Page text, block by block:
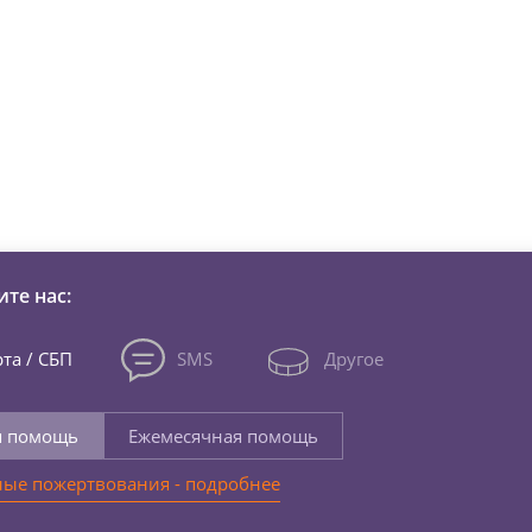
нас:
/ СБП SMS Другое
помощь
Ежемесячная помощь
пожертвования - подробнее